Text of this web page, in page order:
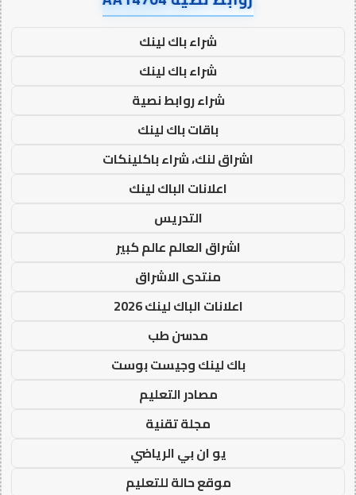
شراء باك لينك
شراء باك لينك
شراء روابط نصية
باقات باك لينك
اشراق لنك، شراء باكلينكات
اعلانات الباك لينك
التدريس
اشراق العالم عالم كبير
منتدى الاشراق
اعلانات الباك لينك 2026
مدسن طب
باك لينك وجيست بوست
مصادر التعليم
مجلة تقنية
يو ان بي الرياضي
موقع حالة للتعليم